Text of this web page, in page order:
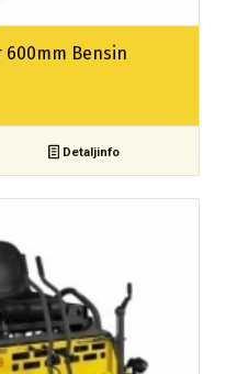
Bensin
Detaljinfo